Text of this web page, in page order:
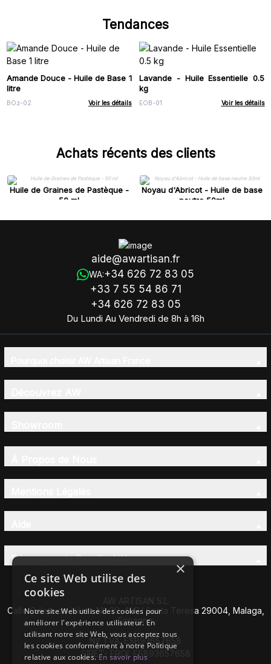
Tendances
Amande Douce - Huile de Base 1
litre
BOz-02 Voir les détails
Lavande - Huile Essentielle 0.5
kg
EOB-01 Voir les détails
Achats récents des clients
Huile de Graines de Pastèque -
50 ml
Noyau d'Abricot - Huile de base
neutre 50ml
aide@awartisan.fr
WA:+34 626 72 83 05
+33 7 55 54 86 71
+34 626 72 83 05
Du Lundi Au Vendredi de 8h à 16h
Découvrez la Famille AW
AW ARTISAN S.L
Calle Caleta de Vélez Nº 39-41 P.I Santa Teresa 29004, Malaga,
Espagne
Nº TVA: ESB93657658
SIRET- EROI: ESB93657658
×
Ce site Web utilise des
cookies
Notre site Web utilise des cookies pour
améliorer l'expérience utilisateur. En
utilisant notre site Web, vous acceptez tous
les cookies conformément à notre Politique
relative aux cookies.En savoir plus